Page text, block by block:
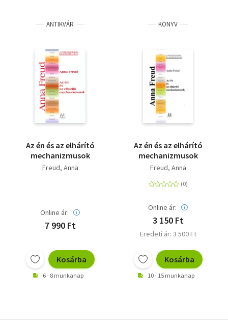
ANTIKVÁR
Az én és az elhárító
mechanizmusok
Freud, Anna
Online ár:
7 990 Ft
Kosárba
6 - 8 munkanap
KÖNYV
Az én és az elhárító
mechanizmusok
Freud, Anna
Online ár:
3 150 Ft
Eredeti ár: 3 500 Ft
Kosárba
10 - 15 munkanap